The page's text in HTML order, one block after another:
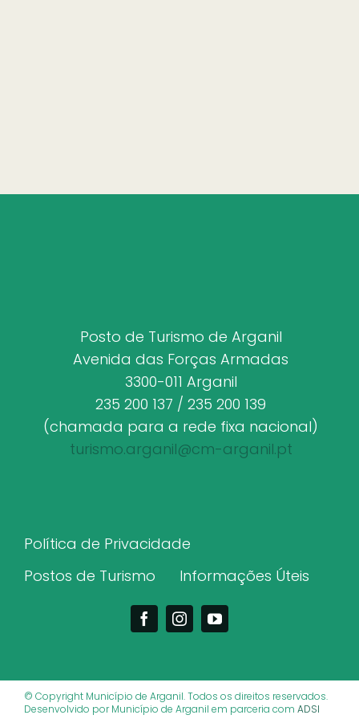
Posto de Turismo de Arganil
Avenida das Forças Armadas
3300-011 Arganil
235 200 137 / 235 200 139
(chamada para a rede fixa nacional)
turismo.arganil@cm-arganil.pt
Política de Privacidade
Postos de Turismo
Informações Úteis
© Copyright Município de Arganil. Todos os direitos reservados.
Desenvolvido por Município de Arganil em parceria com ADSI